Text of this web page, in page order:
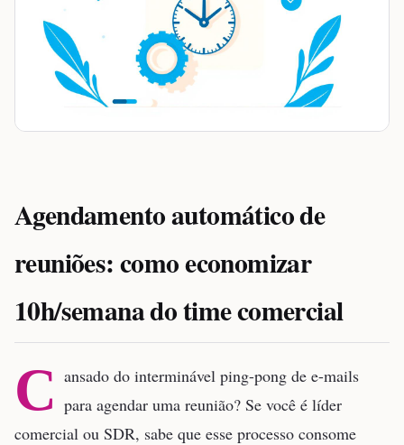
Agendamento automático de
reuniões: como economizar
10h/semana do time comercial
C ansado do interminável ping-pong de e-mails
para agendar uma reunião? Se você é líder
comercial ou SDR, sabe que esse processo consome